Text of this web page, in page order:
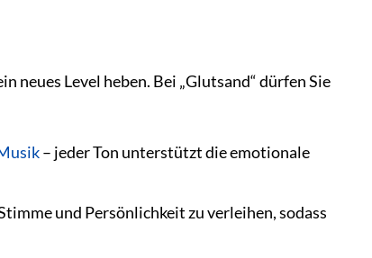
neues Level heben. Bei „Glutsand“ dürfen Sie
– jeder Ton unterstützt die emotionale
und Persönlichkeit zu verleihen, sodass